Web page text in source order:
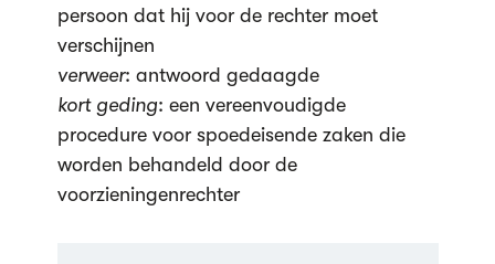
persoon dat hij voor de rechter moet
verschijnen
verweer: antwoord gedaagde
kort geding: een vereenvoudigde
procedure voor spoedeisende zaken die
worden behandeld door de
voorzieningenrechter